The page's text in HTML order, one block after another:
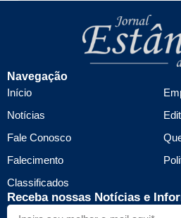
Navegação
Início
Notícias
Fale Conosco
Falecimento
Classificados
Receba nossas Notícias e